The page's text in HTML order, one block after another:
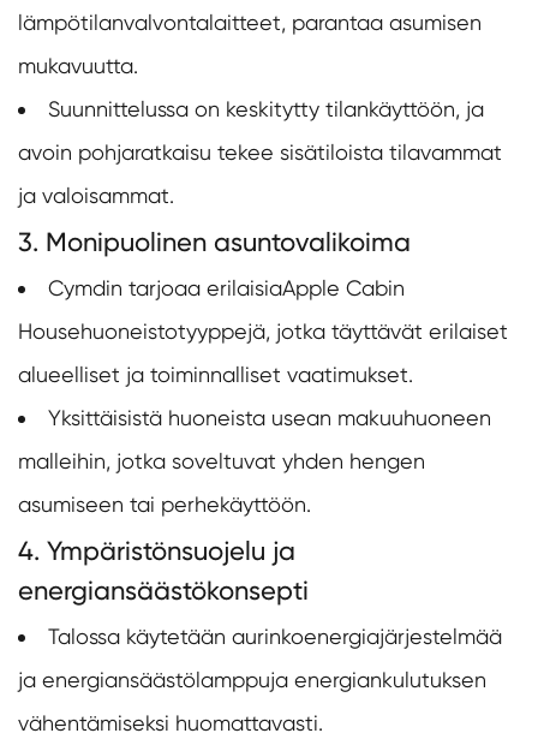
lämpötilanvalvontalaitteet, parantaa asumisen
mukavuutta.
Suunnittelussa on keskitytty tilankäyttöön, ja
avoin pohjaratkaisu tekee sisätiloista tilavammat
ja valoisammat.
3. Monipuolinen asuntovalikoima
Cymdin tarjoaa erilaisiaApple Cabin
Househuoneistotyyppejä, jotka täyttävät erilaiset
alueelliset ja toiminnalliset vaatimukset.
Yksittäisistä huoneista usean makuuhuoneen
malleihin, jotka soveltuvat yhden hengen
asumiseen tai perhekäyttöön.
4. Ympäristönsuojelu ja
energiansäästökonsepti
Talossa käytetään aurinkoenergiajärjestelmää
ja energiansäästölamppuja energiankulutuksen
vähentämiseksi huomattavasti.